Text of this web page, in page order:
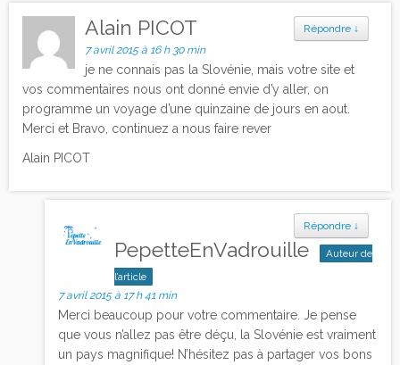
Répondre ↓
Alain PICOT
7 avril 2015 à 16 h 30 min
je ne connais pas la Slovénie, mais votre site et
vos commentaires nous ont donné envie d’y aller, on
programme un voyage d’une quinzaine de jours en aout.
Merci et Bravo, continuez a nous faire rever
Alain PICOT
Répondre ↓
PepetteEnVadrouille
Auteur de
l’article
7 avril 2015 à 17 h 41 min
Merci beaucoup pour votre commentaire. Je pense
que vous n’allez pas être déçu, la Slovénie est vraiment
un pays magnifique! N’hésitez pas à partager vos bons